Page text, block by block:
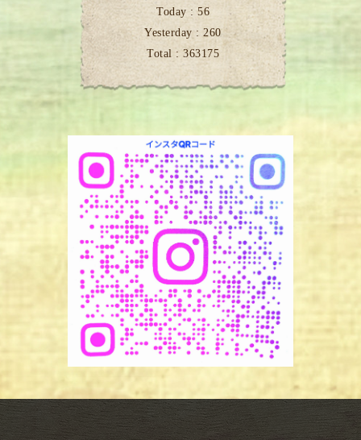
Today : 56
Yesterday : 260
Total : 363175